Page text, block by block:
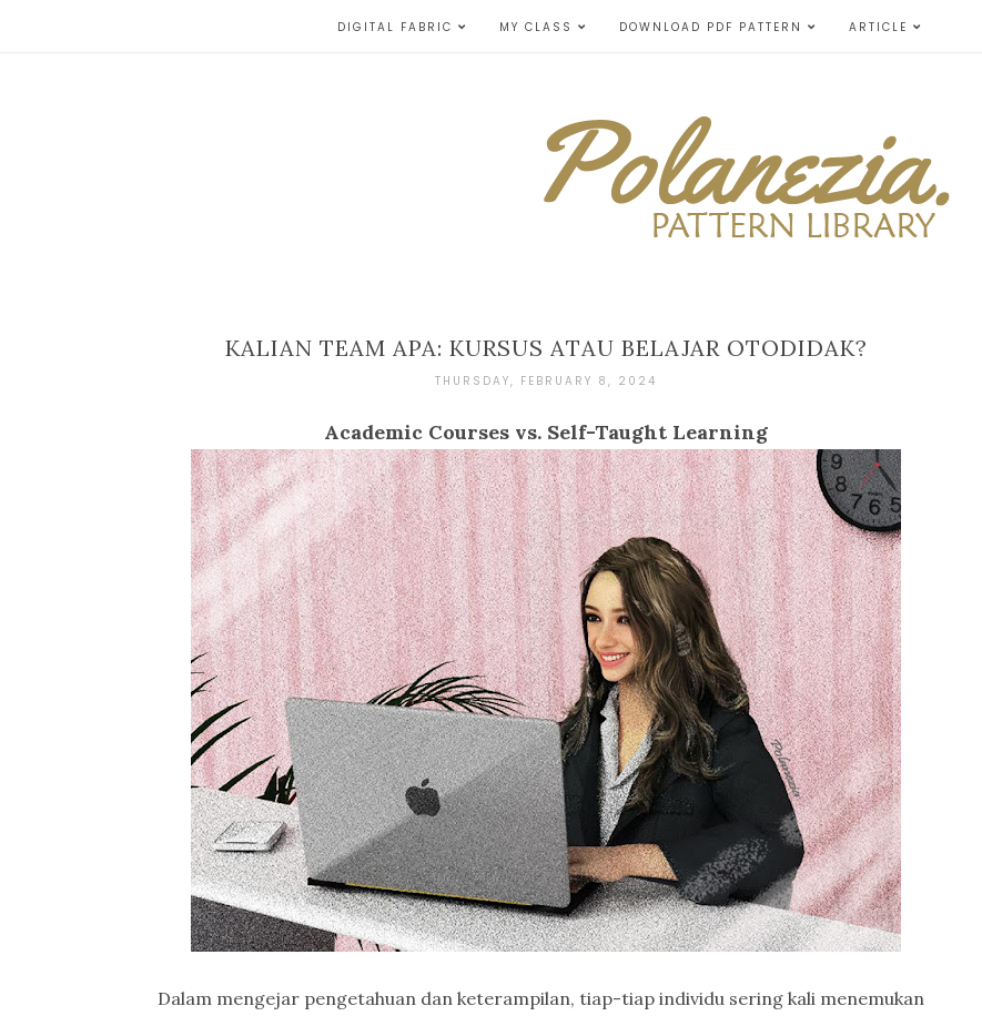
DIGITAL FABRIC MY CLASS DOWNLOAD PDF PATTERN ARTICLE
KALIAN TEAM APA: KURSUS ATAU BELAJAR OTODIDAK?
THURSDAY, FEBRUARY 8, 2024
Academic Courses vs. Self-Taught Learning
Dalam mengejar pengetahuan dan keterampilan, tiap-tiap individu sering kali menemukan